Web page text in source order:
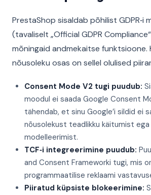
PrestaShop sisaldab põhilist GDPR‑i
(tavaliselt „Official GDPR
mõningaid andmekaitse funktsioone.
nõusoleku osas on sellel olulised
Consent Mode V2 tugi puudub:
moodul ei saada Google Consent
tähendab, et sinu Google’i sildid ei
nõusolekust teadlikku käitumist ega
modelleerimist.
TCF‑i integreerimine puudub:
and Consent Frameworki tugi, mis
programm­aatilise reklaami
Piiratud küpsiste blokeerimine: